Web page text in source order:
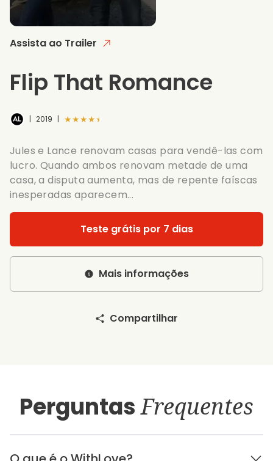
Assista ao Trailer
Flip That Romance
| 2019 | ★★★★★
Jules e Lance renovam casas para vendê-las com
lucro. Quando ambos renovam metade de uma
casa, a disputa aumenta, mas de repente faíscas
inesperadas aparecem...
Teste grátis por 7 dias
Mais informações
Compartilhar
PerguntasFrequentes